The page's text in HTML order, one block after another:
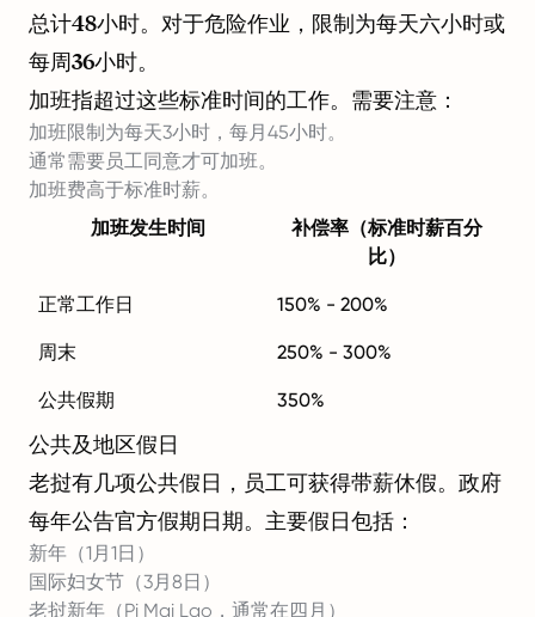
总计48小时。对于危险作业，限制为每天六小时或
每周36小时。
加班指超过这些标准时间的工作。需要注意：
加班限制为每天3小时，每月45小时。
通常需要员工同意才可加班。
加班费高于标准时薪。
加班发生时间
补偿率（标准时薪百分
比）
正常工作日 150% - 200%
周末 250% - 300%
公共假期 350%
公共及地区假日
老挝有几项公共假日，员工可获得带薪休假。政府
每年公告官方假期日期。主要假日包括：
新年（1月1日）
国际妇女节（3月8日）
老挝新年（Pi Mai Lao，通常在四月）